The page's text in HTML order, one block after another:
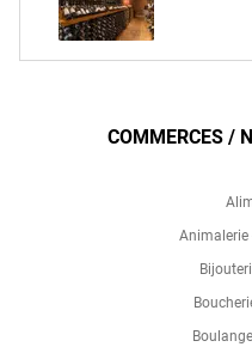
COMMERCES /
Animalerie